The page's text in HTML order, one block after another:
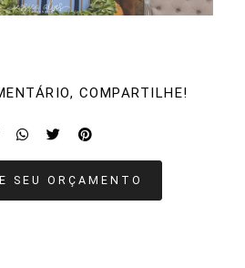
COMPARTILHE!
SEU ORÇAMENTO